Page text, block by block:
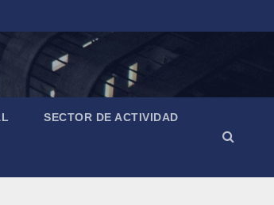
SECTOR DE ACTIVIDAD